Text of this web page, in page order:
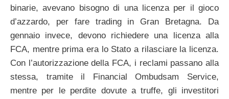
binarie, avevano bisogno di una licenza per il gioco
d’azzardo, per fare trading in Gran Bretagna. Da
gennaio invece, devono richiedere una licenza alla
FCA, mentre prima era lo Stato a rilasciare la licenza.
Con l’autorizzazione della FCA, i reclami passano alla
stessa, tramite il Financial Ombudsam Service,
mentre per le perdite dovute a truffe, gli investitori